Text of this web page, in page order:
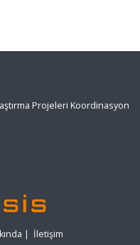
Projeleri Koordinasyon
| İletişim